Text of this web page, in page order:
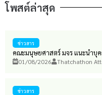
โพสต์ล่าสุด
ข่าวสาร
คณะมนุษยศาสตร์ มจร แนะนำบุ
01/08/2026 Thatchathon
ข่าวสาร